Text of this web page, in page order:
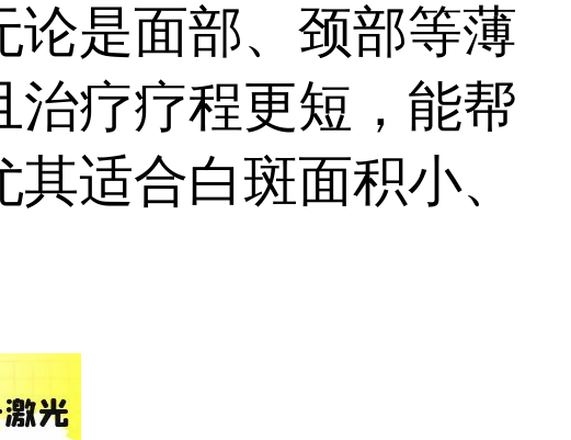
论是面部、颈部等薄
疗疗程更短，能帮
适合白斑面积小、